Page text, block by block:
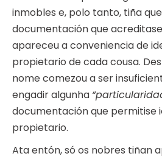
inmobles e, polo tanto, tiña
documentación que
apareceu a conveniencia de
propietario de cada cousa.
nome comezou a ser
engadir algunha
documentación que permitise
propietario.
Ata entón, só os nobres tiñan